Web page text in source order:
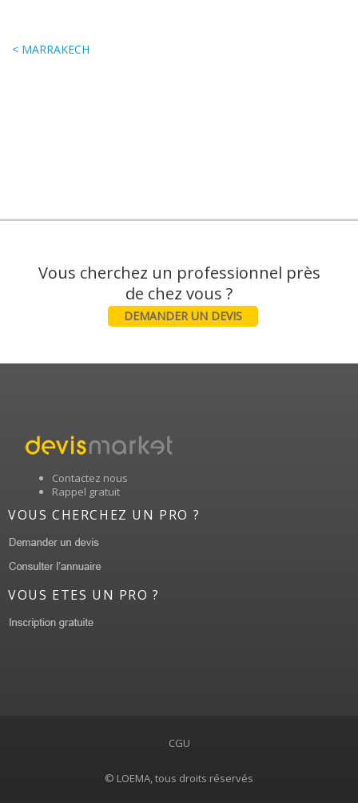
< MARRAKECH
Vous cherchez un professionnel près
DEMANDER UN DEVIS
Contactez nous
Rappel gratuit
VOUS CHERCHEZ UN PRO ?
VOUS ETES UN PRO ?
CGU
© LOEMA, tous droits réservés